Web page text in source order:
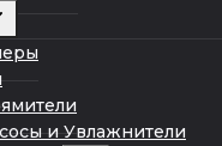
и Увлажнители